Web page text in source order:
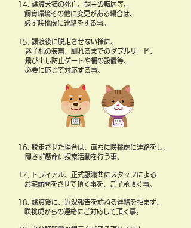
14. 譲渡犬猫の死亡、飼主の転居等、
飼育環境その他に変更がある場合は、
必ず咲桃虎に連絡をする事。
15. 譲渡後に脱走させない様に、
迷子札の装着、 馴れるまでのダブルリード、
飛び出し防止ゲートや柵の設置等、
必要に応じて対応する事。
16. 脱走させた場合は、 直ちに咲桃虎に連絡をし,
隠さず懸命に捜索活動を行う事。
17. トライアル、正式譲渡共にスタッフによる
お宅訪問をさせて頂く事を、 ご了承頂く事。
18. 譲渡後に、近況報告を訪ねる連絡を拒まず、
咲桃虎からの連絡にご対応して頂く事。